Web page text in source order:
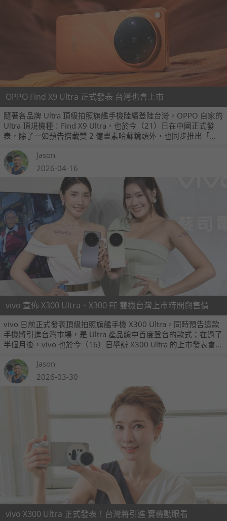
OPPO Find X9 Ultra 正式發表 台灣也會上市
隨著各品牌 Ultra 頂級拍照旗艦手機陸續登陸台灣，OPPO 自家的
Ultra 頂規機種：Find X9 Ultra，也於今（21）日在中國正式發
表，除了一如預告搭載雙 2 億畫素哈蘇鏡頭外，也同步推出「哈
Ultra 機種，相信各位 O 粉不需等太久。
Jason
2026-04-16
vivo 宣佈 X300 Ultra、X300 FE 雙機台灣上市時間與售價
vivo 日前正式發表頂級拍照旗艦手機 X300 Ultra，同時預告這款
手機將引進台灣市場，是 Ultra 產品線中首度登台的款式；在過了
半個月後，vivo 也於今（16）日舉辦 X300 Ultra 的上市發表會，
6 月上市。Jason
2026-03-30
vivo X300 Ultra 正式發表！台灣將引進 實機動眼看